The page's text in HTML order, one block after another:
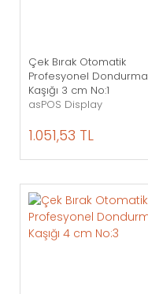
Çek Bırak Otomatik
Profesyonel Dondurma
Kaşığı 3 cm No:1
asPOS Display
1.051,53 TL